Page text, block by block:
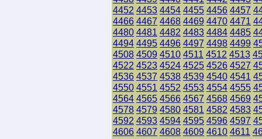
4452 4453 4454 4455 4456 4457
4466 4467 4468 4469 4470 4471
4480 4481 4482 4483 4484 4485
4494 4495 4496 4497 4498 4499
4508 4509 4510 4511 4512 4513
4522 4523 4524 4525 4526 4527
4536 4537 4538 4539 4540 4541
4550 4551 4552 4553 4554 4555
4564 4565 4566 4567 4568 4569
4578 4579 4580 4581 4582 4583
4592 4593 4594 4595 4596 4597
4606 4607 4608 4609 4610 4611